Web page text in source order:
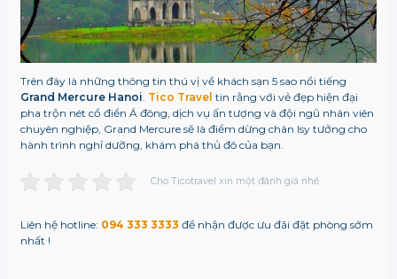
Trên đây là những thông tin thú vị về khách sạn 5 sao nổi tiếng
Grand Mercure Hanoi. Tico Travel tin rằng với vẻ đẹp hiện đại
pha trộn nét cổ điển Á đông, dịch vụ ấn tượng và đội ngũ nhân viên
chuyên nghiệp, Grand Mercure sẽ là điểm dừng chân lsy tưởng cho
hành trình nghỉ dưỡng, khám phá thủ đô của bạn.
Cho Ticotravel xin một đánh giá nhé
Liên hệ hotline: 094 333 3333 để nhận được ưu đãi đặt phòng sớm
nhất !